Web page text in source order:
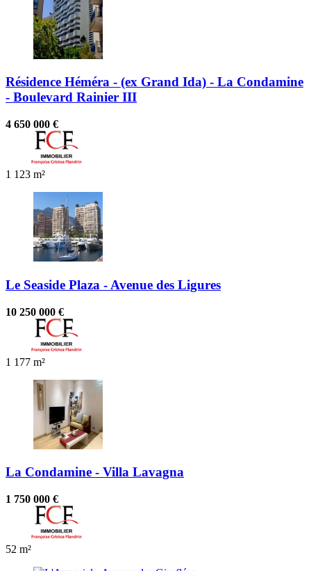
Résidence Héméra - (ex Grand Ida) - La Condamine
- Boulevard Rainier III
4 650 000 €
1 123 m²
Le Seaside Plaza - Avenue des Ligures
10 250 000 €
1 177 m²
La Condamine - Villa Lavagna
1 750 000 €
52 m²